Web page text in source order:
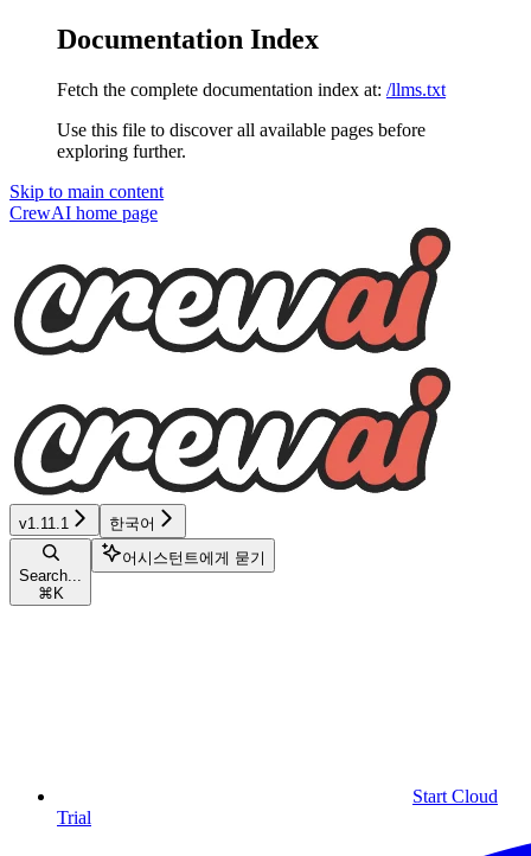
Documentation Index
Fetch the complete documentation index at: /llms.txt
Use this file to discover all available pages before
exploring further.
Skip to main content
CrewAI home page
v1.11.1 한국어
Search...
⌘ K
어시스턴트에게 묻기
Start Cloud
Trial